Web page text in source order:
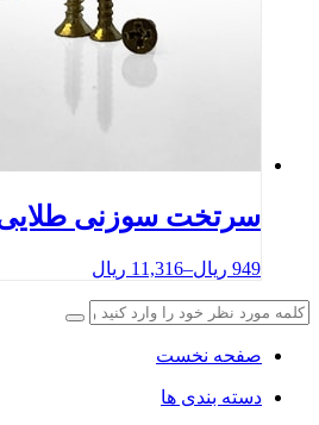
سرتخت سوزنی طلایی
949 ریال –
11,316 ریال
صفحه نخست
دسته بندی ها